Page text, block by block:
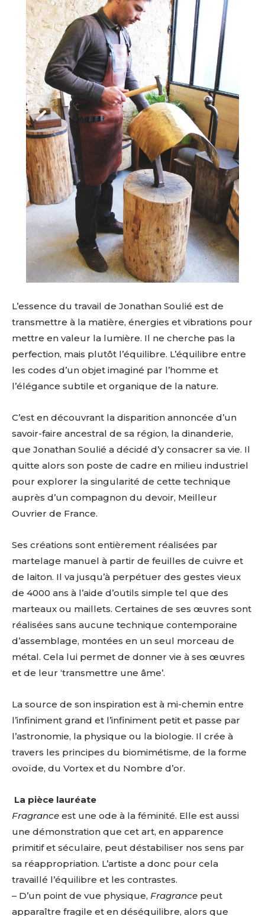
Nom
Prénom
Statut / Organisation
J'accepte lestermes et conditions
* Champ obligatoire
Nom
Prénom
Statut / Organisation
J'accepte lestermes et conditions
* Champ obligatoire
L’essence du travail de Jonathan Soulié est de
transmettre à la matière, énergies et vibrations pour
mettre en valeur la lumière. Il ne cherche pas la
perfection, mais plutôt l’équilibre. L’équilibre entre
les codes d’un objet imaginé par l’homme et
l’élégance subtile et organique de la nature.
C’est en découvrant la disparition annoncée d’un
savoir-faire ancestral de sa région, la dinanderie,
que Jonathan Soulié a décidé d’y consacrer sa vie. Il
quitte alors son poste de cadre en milieu industriel
pour explorer la singularité de cette technique
auprès d’un compagnon du devoir, Meilleur
Ouvrier de France.
Ses créations sont entièrement réalisées par
martelage manuel à partir de feuilles de cuivre et
de laiton. Il va jusqu’à perpétuer des gestes vieux
de 4000 ans à l’aide d’outils simple tel que des
marteaux ou maillets. Certaines de ses œuvres sont
réalisées sans aucune technique contemporaine
d’assemblage, montées en un seul morceau de
métal. Cela lui permet de donner vie à ses œuvres
et de leur ‘transmettre une âme’.
La source de son inspiration est à mi-chemin entre
l’infiniment grand et l’infiniment petit et passe par
l’astronomie, la physique ou la biologie. Il crée à
travers les principes du biomimétisme, de la forme
ovoïde, du Vortex et du Nombre d’or.
La pièce lauréate
Fragrance est une ode à la féminité. Elle est aussi
une démonstration que cet art, en apparence
primitif et séculaire, peut déstabiliser nos sens par
sa réappropriation. L’artiste a donc pour cela
travaillé l’équilibre et les contrastes.
– D’un point de vue physique, Fragrance peut
apparaître fragile et en déséquilibre, alors que